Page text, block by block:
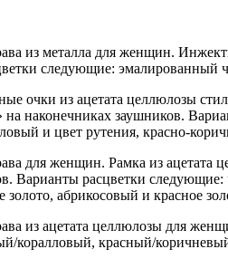
из металла для женщин.
следующие: эмалированный
очки из ацетата целлюлозы
на наконечниках заушников.
и цвет рутения, красно-
для женщин. Рамка из ацетата
Варианты расцветки
абрикосовый и красное
из ацетата целлюлозы для
коралловый, красный/